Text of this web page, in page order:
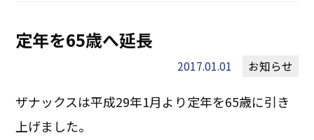
定年を65歳へ延長
2017.01.01 お知らせ
ザナックスは平成29年1月より定年を65歳に引き
上げました。